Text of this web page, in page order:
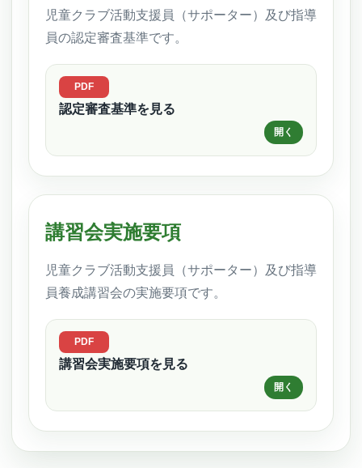
児童クラブ活動支援員（サポーター）及び指導
員の認定審査基準です。
認定審査基準を見る
講習会実施要項
児童クラブ活動支援員（サポーター）及び指導
員養成講習会の実施要項です。
講習会実施要項を見る